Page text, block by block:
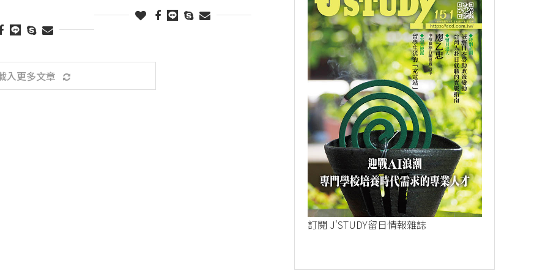
入更多文章
訂閱 J'STUDY留日情報雜誌